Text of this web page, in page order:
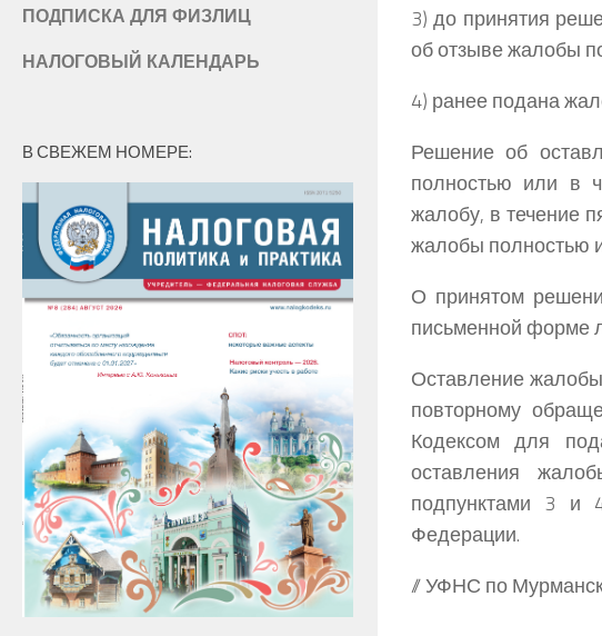
3) до принятия
об отзыве жалобы
4) ранее подана
Решение об
полностью или в
жалобу, в течение
жалобы полностью
О принятом
письменной форме
Оставление
повторному
Кодексом для
оставления
подпунктами 3 и
Федерации.
// УФНС по
ПОДПИСКА ДЛЯ ФИЗЛИЦ
НАЛОГОВЫЙ КАЛЕНДАРЬ
В СВЕЖЕМ НОМЕРЕ: